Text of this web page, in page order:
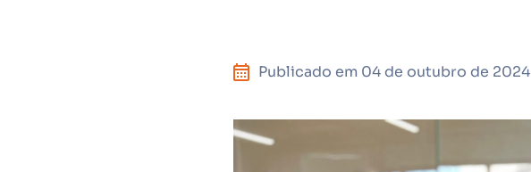
Publicado em 04 de outubro de 2024